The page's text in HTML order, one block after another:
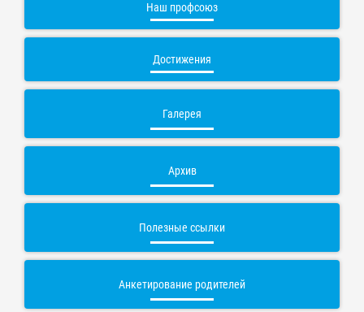
Наш профсоюз
Достижения
Галерея
Архив
Полезные ссылки
Анкетирование родителей